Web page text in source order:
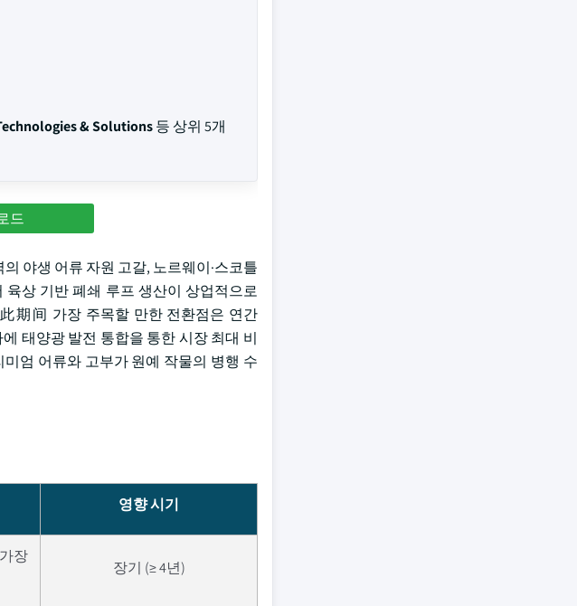
& Solutions등 상위 5개
드
야생 어류 자원 고갈, 노르웨이·스코틀
상 기반 폐쇄 루프 생산이 상업적으로
期间 가장 주목할 만한 전환점은 연간
태양광 발전 통합을 통한 시장 최대 비
엄 어류와 고부가 원예 작물의 병행 수
영향 시기
장
장기 (≥ 4년)